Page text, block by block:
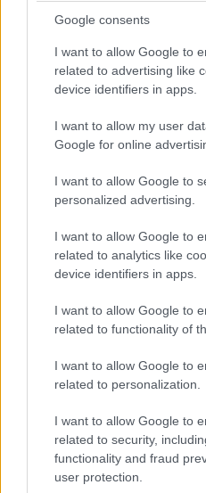
Google consents
I want to allow Google to
related to advertising like
device identifiers in apps.
I want to allow my user
Google for online
I want to allow Google to
personalized advertising.
I want to allow Google to
related to analytics like
device identifiers in apps.
I want to allow Google to
related to functionality of
I want to allow Google to
related to personalization.
I want to allow Google to
related to security,
functionality and fraud
user protection.
Meccs Center
Paris Saint-
Manchester
Felkészülési szezon 4. mérkőzés
Nya Ullevi, Göteborg
0 nap 2 óra 22 perc 6
Leeds UnitedvsManchester United
AC MilanvsManchester United
ELŐZŐ MÉRKŐZÉSEK